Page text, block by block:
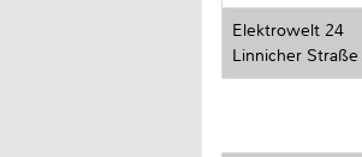
Elektrowelt 24
Linnicher Straße